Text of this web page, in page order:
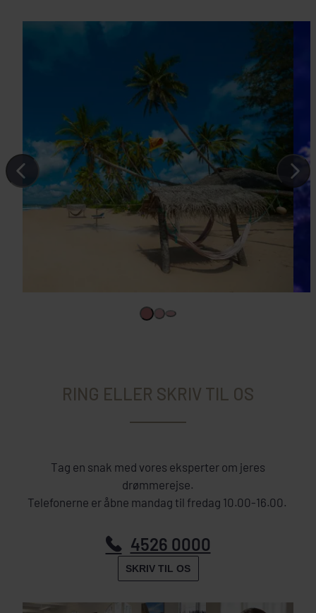
RING ELLER SKRIV TIL OS
Tag en snak med vores eksperter om jeres
drømmerejse.
Telefonerne er åbne mandag til fredag 10.00-16.00.
4526 0000
SKRIV TIL OS